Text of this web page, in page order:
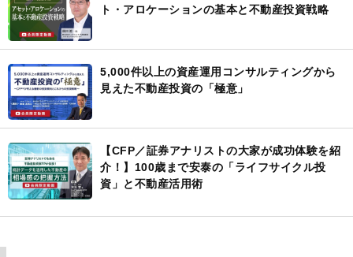
ト・アロケーションの基本と不動産投資戦略
5,000件以上の資産運用コンサルティングから
見えた不動産投資の「極意」
【CFP／証券アナリストの大家が成功体験を紹
介！】100歳まで安泰の「ライフサイクル投
資」と不動産活用術